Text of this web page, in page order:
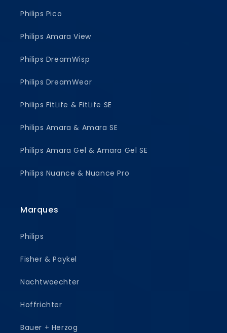
Philips Pico
Philips Amara View
Philips DreamWisp
Philips DreamWear
Philips FitLife & FitLife SE
Philips Amara & Amara SE
Philips Amara Gel & Amara Gel SE
Philips Nuance & Nuance Pro
Marques
Philips
Fisher & Paykel
Nachtwaechter
Hoffrichter
Bauer + Herzog